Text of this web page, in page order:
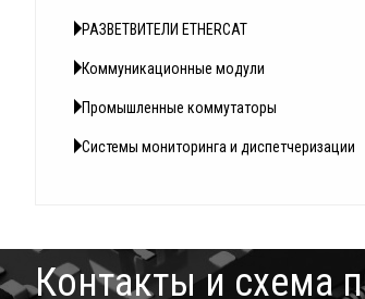
РАЗВЕТВИТЕЛИ ETHERCAT
Коммуникационные модули
Промышленные коммутаторы
Системы мониторинга и диспетчеризации
Контакты и схема